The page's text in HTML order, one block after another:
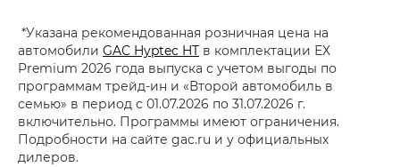
*Указана рекомендованная розничная цена на
автомобили GAC Hyptec HT в комплектации ЕХ
Premium 2026 года выпуска с учетом выгоды по
программам трейд-ин и «Второй автомобиль в
семью» в период с 01.07.2026 по 31.07.2026 г.
включительно. Программы имеют ограничения.
Подробности на сайте gac.ru и у официальных
дилеров.